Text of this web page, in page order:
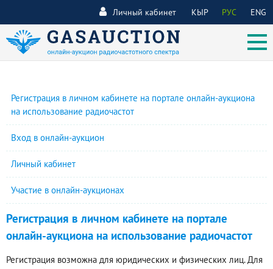
КЫР РУС ENG
Личный кабинет
Регистрация в личном кабинете на портале онлайн-аукциона
на использование радиочастот
Вход в онлайн-аукцион
Личный кабинет
Участие в онлайн-аукционах
Регистрация в личном кабинете на портале
онлайн-аукциона на использование радиочастот
Регистрация возможна для юридических и физических лиц. Для